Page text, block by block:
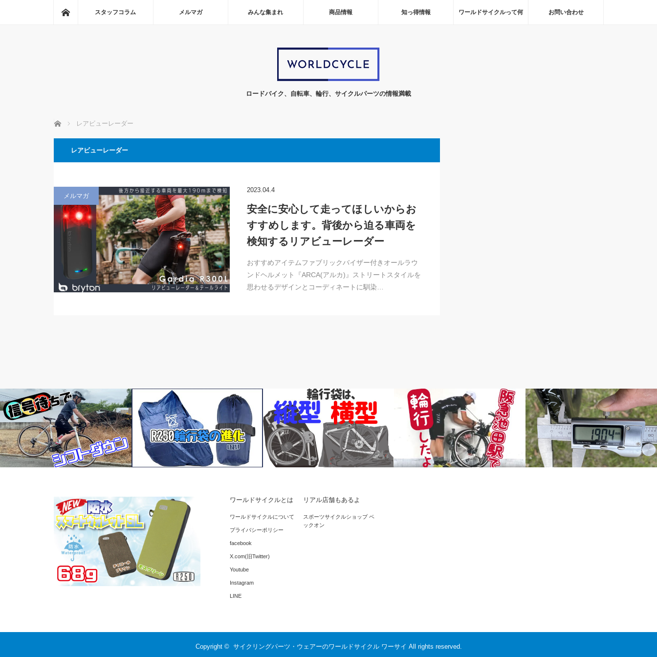
ホームスタッフコラム メルマガ みんな集まれ 商品情報 知っ得情報 ワールドサイクルって何 お問い合わせ
ロードバイク、自転車、輪行、サイクルパーツの情報満載
ホーム レアビューレーダー
レアビューレーダー
メルマガ
2023.04.4
安全に安心して走ってほしいからお
すすめします。背後から迫る車両を
検知するリアビューレーダー
おすすめアイテムファブリックバイザー付きオールラウ
ンドヘルメット『ARCA(アルカ)』ストリートスタイルを
思わせるデザインとコーディネートに馴染…
信号待ちでシフトダウン
*重箱の隅をつつくような改良を続けて
います。R250の縦型輪行袋
輪行袋は、縦型か？ 横型か？ 輪行マイ
スターの作業時間は？
ワールドサイクルとは
ワールドサイクルについて
プライバシーポリシー
facebook
X.com(旧Twitter)
Youtube
Instagram
LINE
リアル店舗もあるよ
スポーツサイクルショップ ベ
ックオン
Copyright © サイクリングパーツ・ウェアーのワールドサイクル ワーサイ All rights reserved.